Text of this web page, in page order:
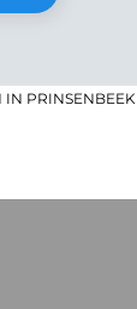
IN PRINSENBEEK